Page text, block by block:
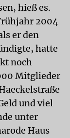
hieß es.
2004
er den
hatte
noch
Mitglieder
und viel
unter
Haus